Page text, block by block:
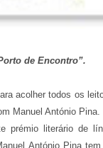
de Encontro”.
acolher todos os
Manuel António Pina.
prémio literário de
António Pina